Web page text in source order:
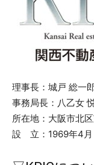
理事長：城戸 総一
事務局長：八乙女
所在地：大阪市北
設 立：1969年4月